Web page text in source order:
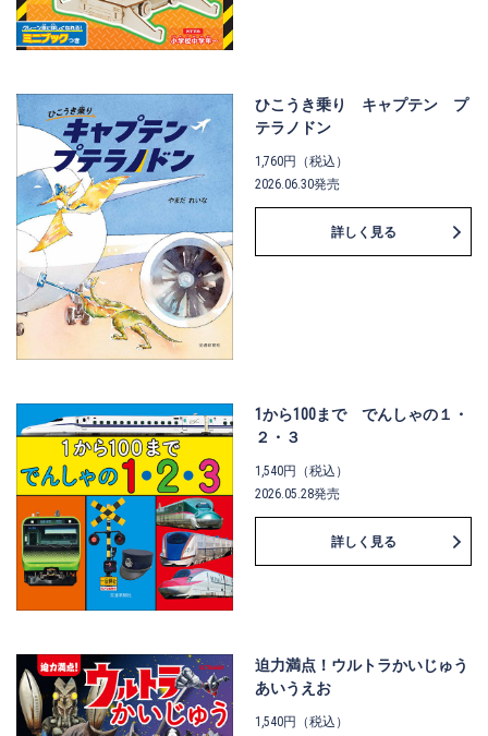
ひこうき乗り キャプテン プ
テラノドン
1,760円（税込）
2026.06.30発売
詳しく見る
1から100まで でんしゃの１・
２・３
1,540円（税込）
2026.05.28発売
詳しく見る
迫力満点！ウルトラかいじゅう
あいうえお
1,540円（税込）